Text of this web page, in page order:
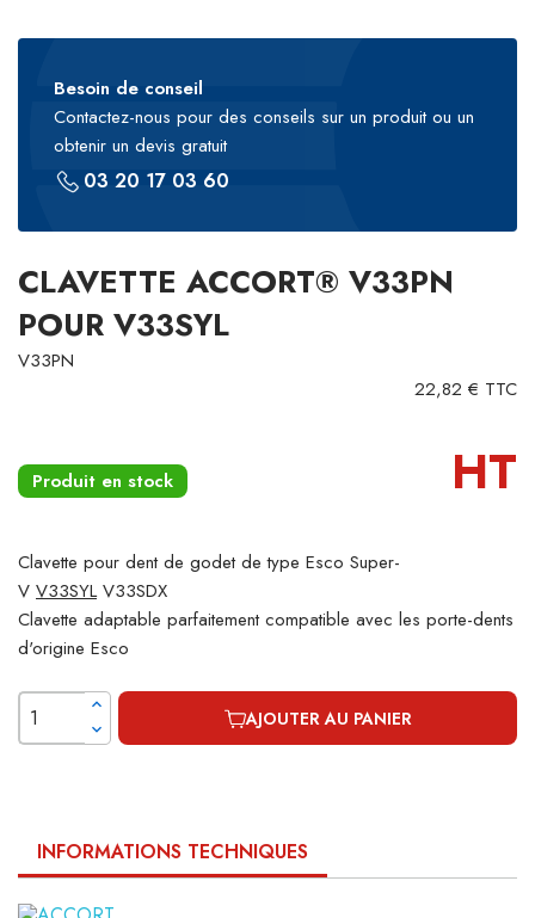
Besoin de conseil
Contactez-nous pour des conseils sur un produit ou un
obtenir un devis gratuit
03 20 17 03 60
CLAVETTE ACCORT® V33PN
POUR V33SYL
V33PN
22,82 € TTC
Produit en stock HT
Clavette pour dent de godet de type Esco Super-
V V33SYLV33SDX
Clavette adaptable parfaitement compatible avec les porte-dents
d'origine Esco
AJOUTER AU PANIER
INFORMATIONS TECHNIQUES